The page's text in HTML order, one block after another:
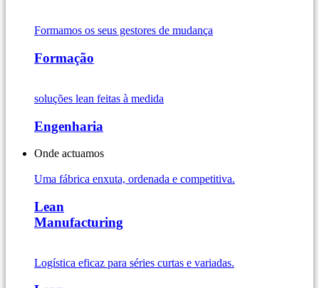
Formamos os seus gestores de mudança
Formação
soluções lean feitas à medida
Engenharia
Onde actuamos
Uma fábrica enxuta, ordenada e competitiva.
Lean
Manufacturing
Logística eficaz para séries curtas e variadas.